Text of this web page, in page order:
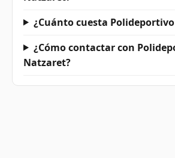
¿Cuánto cuesta
¿Cómo contactar con
Natzaret?